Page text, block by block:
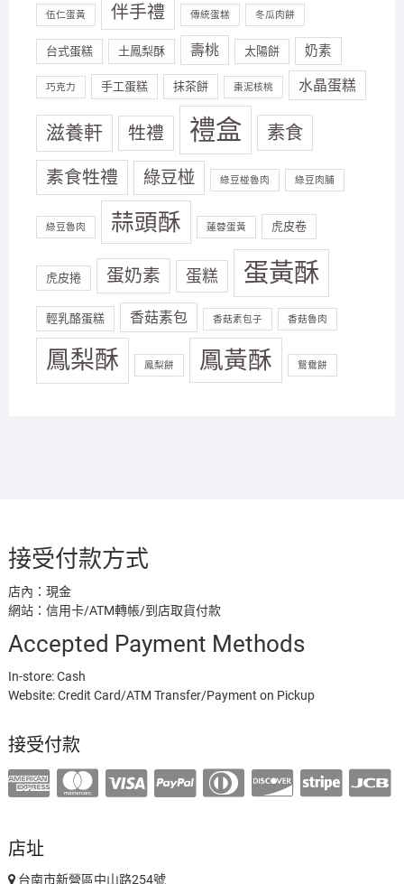
伍仁蛋黃 伴手禮 傳統蛋糕 冬瓜肉餅
台式蛋糕 土鳳梨酥 壽桃 太陽餅 奶素
巧克力 手工蛋糕 抹茶餅 棗泥核桃 水晶蛋糕
滋養軒 牲禮 禮盒 素食
素食牲禮 綠豆椪 綠豆椪魯肉 綠豆肉脯
綠豆魯肉 蒜頭酥 蓮蓉蛋黃 虎皮卷
虎皮捲 蛋奶素 蛋糕 蛋黃酥
輕乳酪蛋糕 香菇素包 香菇素包子 香菇魯肉
鳳梨酥 鳳梨餅 鳳黃酥 鴛鴦餅
接受付款方式
店內：現金
網站：信用卡/ATM轉帳/到店取貨付款
Accepted Payment Methods
In-store: Cash
Website: Credit Card/ATM Transfer/Payment on Pickup
接受付款
店址
台南市新營區中山路254號